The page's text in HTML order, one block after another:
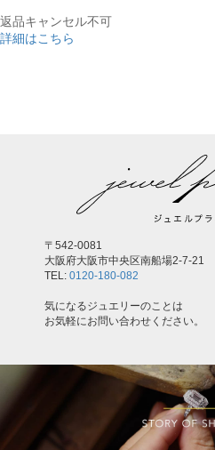
返品キャンセル不可
詳細はこちら
〒542-0081
大阪府大阪市中央区南船場2-7-21
TEL: 0120-180-082
気になるジュエリーのことは
お気軽にお問い合わせください。